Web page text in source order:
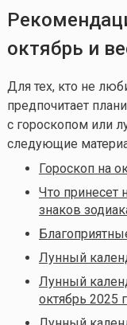
октябрь и
Для тех, кто не
предпочитает
с гороскопом или
следующие
Гороскоп на
Что принесет
знаков
Лунный
Лунный
октябрь 2025